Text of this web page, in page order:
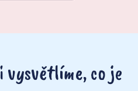
vysvětlíme, co je